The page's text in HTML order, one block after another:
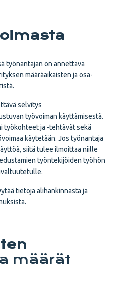
työnantajan on annettava
määräaikaisten ja osa-
selvitys
työvoiman käyttämisestä.
työkohteet ja -tehtävät sekä
käytetään. Jos työnantaja
siitä tulee ilmoittaa niille
työntekijöiden työhön
tietoja alihankinnasta ja
määrät